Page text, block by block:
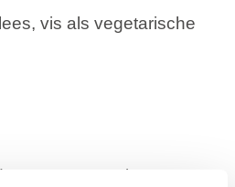
vis als vegetarische
we een in Oman,